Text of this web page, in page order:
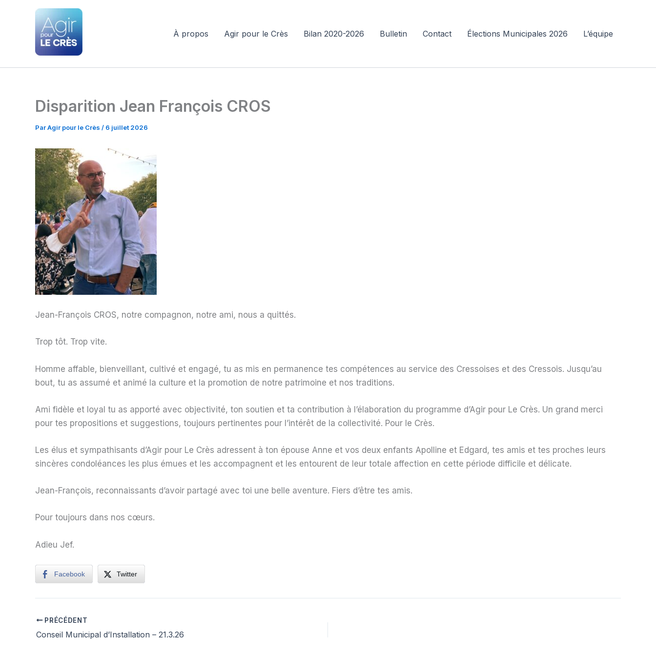
À propos Agir pour le Crès Bilan 2020-2026 Bulletin Contact Élections Municipales 2026 L’équipe
Disparition Jean François CROS
ParAgir pour le Crès / 6 juillet 2026
Jean-François CROS, notre compagnon, notre ami, nous a quittés.
Trop tôt. Trop vite.
Homme affable, bienveillant, cultivé et engagé, tu as mis en permanence tes compétences au service des Cressoises et des Cressois. Jusqu’au
bout, tu as assumé et animé la culture et la promotion de notre patrimoine et nos traditions.
Ami fidèle et loyal tu as apporté avec objectivité, ton soutien et ta contribution à l’élaboration du programme d’Agir pour Le Crès. Un grand merci
pour tes propositions et suggestions, toujours pertinentes pour l’intérêt de la collectivité. Pour le Crès.
Les élus et sympathisants d’Agir pour Le Crès adressent à ton épouse Anne et vos deux enfants Apolline et Edgard, tes amis et tes proches leurs
sincères condoléances les plus émues et les accompagnent et les entourent de leur totale affection en cette période difficile et délicate.
Jean-François, reconnaissants d’avoir partagé avec toi une belle aventure. Fiers d’être tes amis.
Pour toujours dans nos cœurs.
Adieu Jef.
Facebook Twitter
PRÉCÉDENT
Conseil Municipal d’Installation – 21.3.26